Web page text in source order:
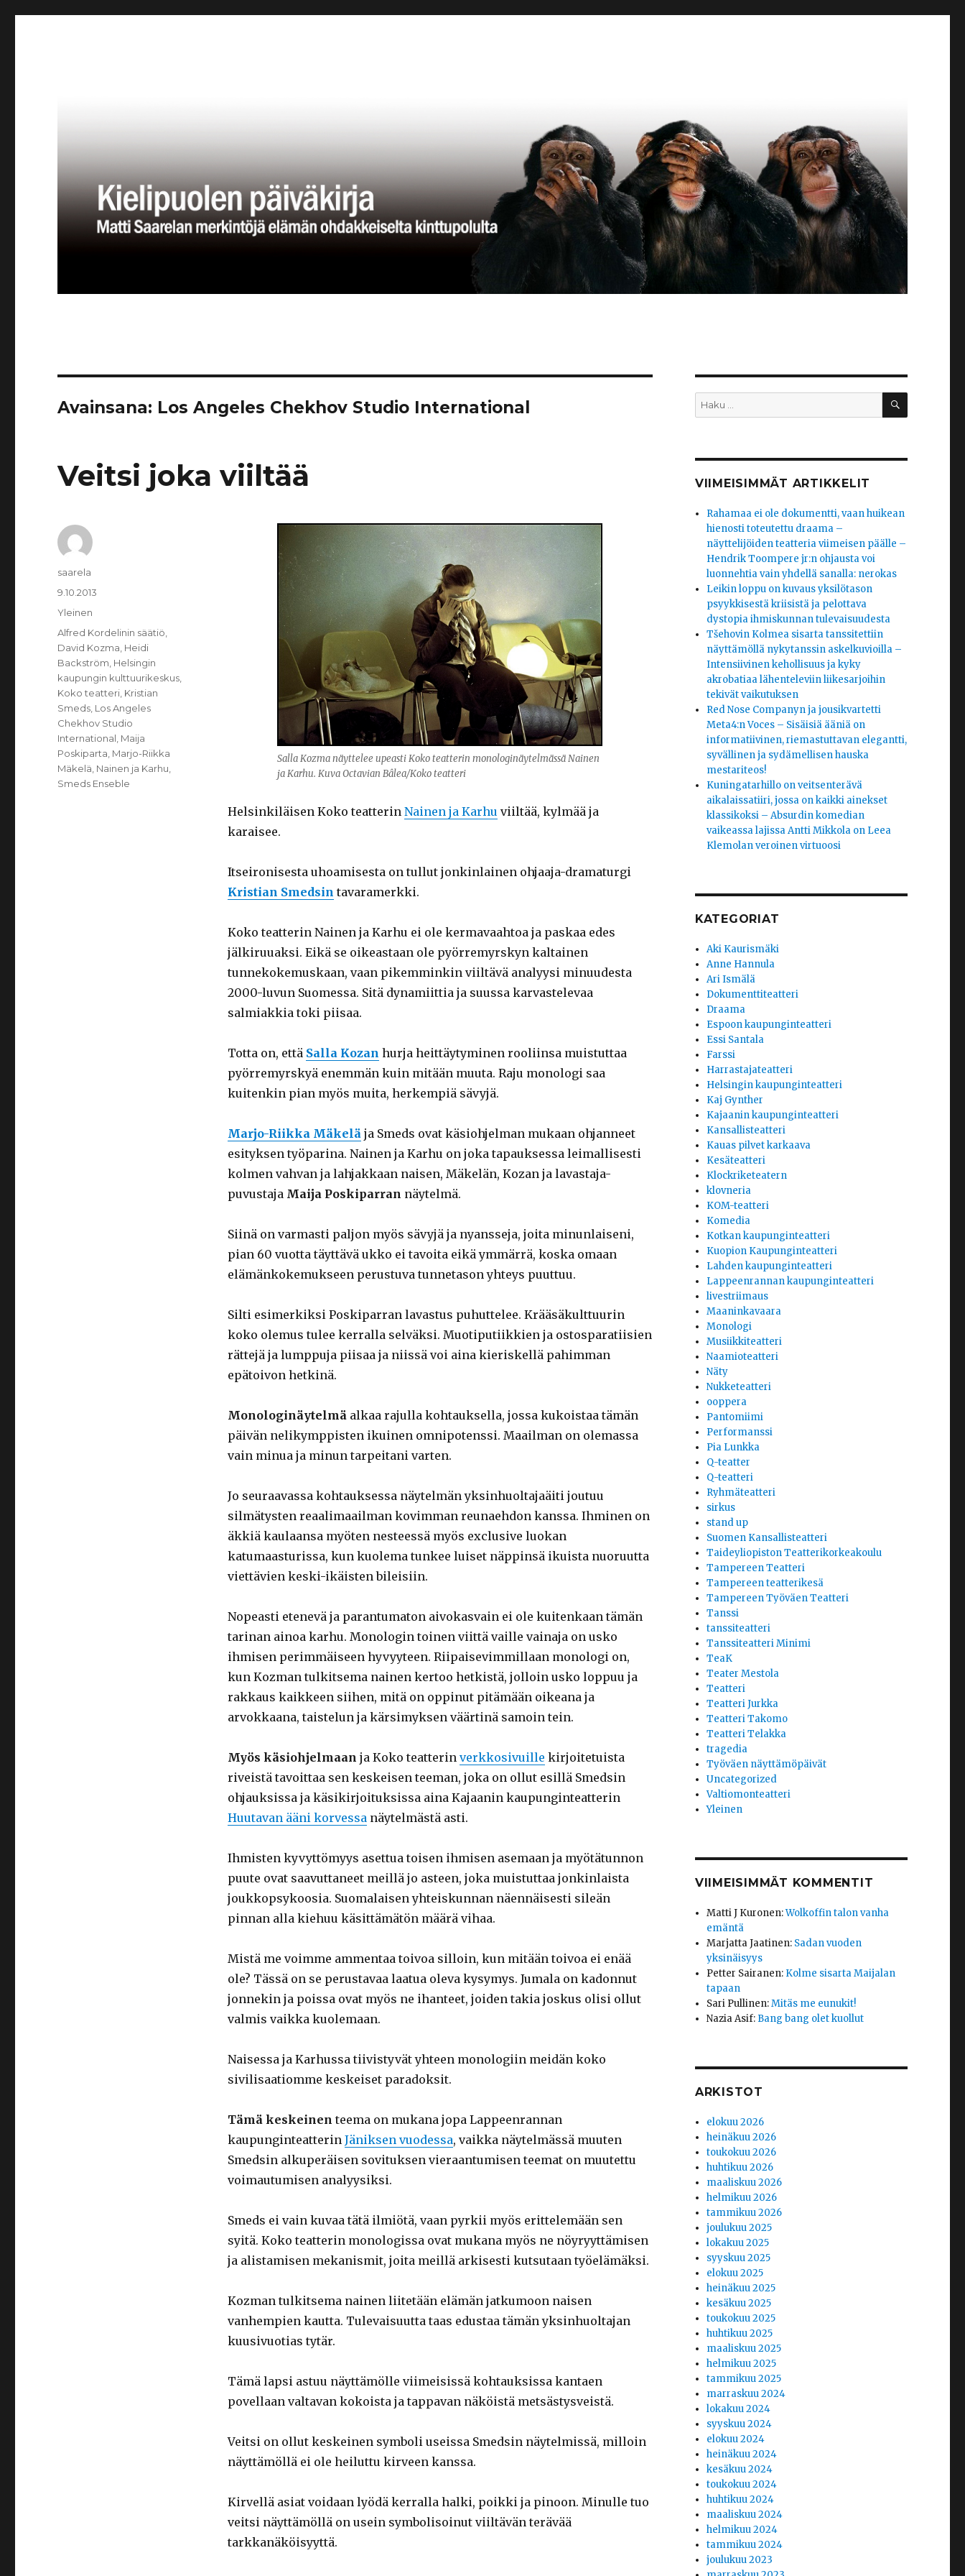
Avainsana: Los Angeles Chekhov Studio International
Veitsi joka viiltää
Salla Kozma näyttelee upeasti Koko teatterin monologinäytelmässä Nainen
ja Karhu. Kuva Octavian Bâlea/Koko teatteri
Helsinkiläisen Koko teatterin Nainen ja Karhu viiltää, kylmää ja
karaisee.
Itseironisesta uhoamisesta on tullut jonkinlainen ohjaaja-dramaturgi
Kristian Smedsin tavaramerkki.
Koko teatterin Nainen ja Karhu ei ole kermavaahtoa ja paskaa edes
jälkiruuaksi. Eikä se oikeastaan ole pyörremyrskyn kaltainen
tunnekokemuskaan, vaan pikemminkin viiltävä analyysi minuudesta
2000-luvun Suomessa. Sitä dynamiittia ja suussa karvastelevaa
salmiakkia toki piisaa.
Totta on, että Salla Kozan hurja heittäytyminen rooliinsa muistuttaa
pyörremyrskyä enemmän kuin mitään muuta. Raju monologi saa
kuitenkin pian myös muita, herkempiä sävyjä.
Marjo-Riikka Mäkeläja Smeds ovat käsiohjelman mukaan ohjanneet
esityksen työparina. Nainen ja Karhu on joka tapauksessa leimallisesti
kolmen vahvan ja lahjakkaan naisen, Mäkelän, Kozan ja lavastaja-
puvustaja Maija Poskiparran näytelmä.
Siinä on varmasti paljon myös sävyjä ja nyansseja, joita minunlaiseni,
pian 60 vuotta täyttävä ukko ei tavoita eikä ymmärrä, koska omaan
elämänkokemukseen perustuva tunnetason yhteys puuttuu.
Silti esimerkiksi Poskiparran lavastus puhuttelee. Krääsäkulttuurin
koko olemus tulee kerralla selväksi. Muotiputiikkien ja ostosparatiisien
rättejä ja lumppuja piisaa ja niissä voi aina kieriskellä pahimman
epätoivon hetkinä.
Monologinäytelmä alkaa rajulla kohtauksella, jossa kukoistaa tämän
päivän nelikymppisten ikuinen omnipotenssi. Maailman on olemassa
vain minua ja minun tarpeitani varten.
Jo seuraavassa kohtauksessa näytelmän yksinhuoltajaäiti joutuu
silmätysten reaalimaailman kovimman reunaehdon kanssa. Ihminen on
äkkiä kaulaansa myöten nesteessä myös exclusive luokan
katumaasturissa, kun kuolema tunkee luiset näppinsä ikuista nuoruutta
viettävien keski-ikäisten bileisiin.
Nopeasti etenevä ja parantumaton aivokasvain ei ole kuitenkaan tämän
tarinan ainoa karhu. Monologin toinen viittä vaille vainaja on usko
ihmisen perimmäiseen hyvyyteen. Riipaisevimmillaan monologi on,
kun Kozman tulkitsema nainen kertoo hetkistä, jolloin usko loppuu ja
rakkaus kaikkeen siihen, mitä on oppinut pitämään oikeana ja
arvokkaana, taistelun ja kärsimyksen väärtinä samoin tein.
Myös käsiohjelmaan ja Koko teatterin verkkosivuille kirjoitetuista
riveistä tavoittaa sen keskeisen teeman, joka on ollut esillä Smedsin
ohjauksissa ja käsikirjoituksissa aina Kajaanin kaupunginteatterin
Huutavan ääni korvessanäytelmästä asti.
Ihmisten kyvyttömyys asettua toisen ihmisen asemaan ja myötätunnon
puute ovat saavuttaneet meillä jo asteen, joka muistuttaa jonkinlaista
joukkopsykoosia. Suomalaisen yhteiskunnan näennäisesti sileän
pinnan alla kiehuu käsittämätön määrä vihaa.
Mistä me voimme ammentaa toivoa silloin, kun mitään toivoa ei enää
ole? Tässä on se perustavaa laatua oleva kysymys. Jumala on kadonnut
jonnekin ja poissa ovat myös ne ihanteet, joiden takia joskus olisi ollut
valmis vaikka kuolemaan.
Naisessa ja Karhussa tiivistyvät yhteen monologiin meidän koko
sivilisaatiomme keskeiset paradoksit.
Tämä keskeinen teema on mukana jopa Lappeenrannan
kaupunginteatterin Jäniksen vuodessa, vaikka näytelmässä muuten
Smedsin alkuperäisen sovituksen vieraantumisen teemat on muutettu
voimautumisen analyysiksi.
Smeds ei vain kuvaa tätä ilmiötä, vaan pyrkii myös erittelemään sen
syitä. Koko teatterin monologissa ovat mukana myös ne nöyryyttämisen
ja alistamisen mekanismit, joita meillä arkisesti kutsutaan työelämäksi.
Kozman tulkitsema nainen liitetään elämän jatkumoon naisen
vanhempien kautta. Tulevaisuutta taas edustaa tämän yksinhuoltajan
kuusivuotias tytär.
Tämä lapsi astuu näyttämölle viimeisissä kohtauksissa kantaen
povellaan valtavan kokoista ja tappavan näköistä metsästysveistä.
Veitsi on ollut keskeinen symboli useissa Smedsin näytelmissä, milloin
näyttämöllä ei ole heiluttu kirveen kanssa.
Kirvellä asiat voidaan lyödä kerralla halki, poikki ja pinoon. Minulle tuo
veitsi näyttämöllä on usein symbolisoinut viiltävän terävää
tarkkanäköisyyttä.
Kirjoittaja
saarela
Julkaistu
9.10.2013
Kategoriat
Yleinen
Avainsanat
Alfred Kordelinin säätiö
David Kozma Heidi
Backström Helsingin
kaupungin kulttuurikeskus
Koko teatteri Kristian
Smeds Los Angeles
Chekhov Studio
International Maija
Poskiparta Marjo-Riikka
Mäkelä Nainen ja Karhu
Smeds Enseble
Etsi: HAKU
VIIMEISIMMÄT ARTIKKELIT
Rahamaa ei ole dokumentti, vaan huikean
hienosti toteutettu draama –
näyttelijöiden teatteria viimeisen päälle –
Hendrik Toompere jr:n ohjausta voi
luonnehtia vain yhdellä sanalla: nerokas
Leikin loppu on kuvaus yksilötason
psyykkisestä kriisistä ja pelottava
dystopia ihmiskunnan tulevaisuudesta
Tšehovin Kolmea sisarta tanssitettiin
näyttämöllä nykytanssin askelkuvioilla –
Intensiivinen kehollisuus ja kyky
akrobatiaa lähenteleviin liikesarjoihin
tekivät vaikutuksen
Red Nose Companyn ja jousikvartetti
Meta4:n Voces – Sisäisiä ääniä on
informatiivinen, riemastuttavan elegantti,
syvällinen ja sydämellisen hauska
mestariteos!
Kuningatarhillo on veitsenterävä
aikalaissatiiri, jossa on kaikki ainekset
klassikoksi – Absurdin komedian
vaikeassa lajissa Antti Mikkola on Leea
Klemolan veroinen virtuoosi
KATEGORIAT
Aki Kaurismäki
Anne Hannula
Ari Ismälä
Dokumenttiteatteri
Draama
Espoon kaupunginteatteri
Essi Santala
Farssi
Harrastajateatteri
Helsingin kaupunginteatteri
Kaj Gynther
Kajaanin kaupunginteatteri
Kansallisteatteri
Kauas pilvet karkaava
Kesäteatteri
Klockriketeatern
klovneria
KOM-teatteri
Komedia
Kotkan kaupunginteatteri
Kuopion Kaupunginteatteri
Lahden kaupunginteatteri
Lappeenrannan kaupunginteatteri
livestriimaus
Maaninkavaara
Monologi
Musiikkiteatteri
Naamioteatteri
Näty
Nukketeatteri
ooppera
Pantomiimi
Performanssi
Pia Lunkka
Q-teatter
Q-teatteri
Ryhmäteatteri
sirkus
stand up
Suomen Kansallisteatteri
Taideyliopiston Teatterikorkeakoulu
Tampereen Teatteri
Tampereen teatterikesä
Tampereen Työväen Teatteri
Tanssi
tanssiteatteri
Tanssiteatteri Minimi
TeaK
Teater Mestola
Teatteri
Teatteri Jurkka
Teatteri Takomo
Teatteri Telakka
tragedia
Työväen näyttämöpäivät
Uncategorized
Valtiomonteatteri
Yleinen
VIIMEISIMMÄT KOMMENTIT
Matti J Kuronen:Wolkoffin talon vanha
emäntä
Marjatta Jaatinen: Sadan vuoden
yksinäisyys
Petter Sairanen: Kolme sisarta Maijalan
tapaan
Sari Pullinen:Mitäs me eunukit!
Nazia Asif: Bang bang olet kuollut
ARKISTOT
elokuu 2026
heinäkuu 2026
toukokuu 2026
huhtikuu 2026
maaliskuu 2026
helmikuu 2026
tammikuu 2026
joulukuu 2025
lokakuu 2025
syyskuu 2025
elokuu 2025
heinäkuu 2025
kesäkuu 2025
toukokuu 2025
huhtikuu 2025
maaliskuu 2025
helmikuu 2025
tammikuu 2025
marraskuu 2024
lokakuu 2024
syyskuu 2024
elokuu 2024
heinäkuu 2024
kesäkuu 2024
toukokuu 2024
huhtikuu 2024
maaliskuu 2024
helmikuu 2024
tammikuu 2024
joulukuu 2023